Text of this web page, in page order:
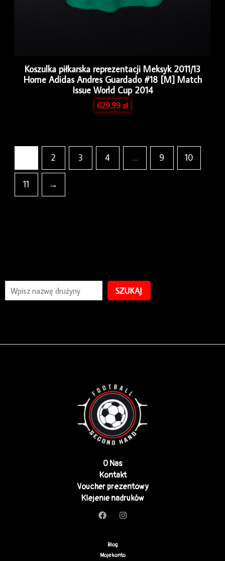
SZUKAJ
Koszulka piłkarska reprezentacji Meksyk 2011/13
Home Adidas Andres Guardado #18 [M] Match
Issue World Cup 2014
629.99zł
2 3 4 … 9 10
11 →
O Nas
Kontakt
Voucher prezentowy
Klejenie nadruków
Blog
Moje konto